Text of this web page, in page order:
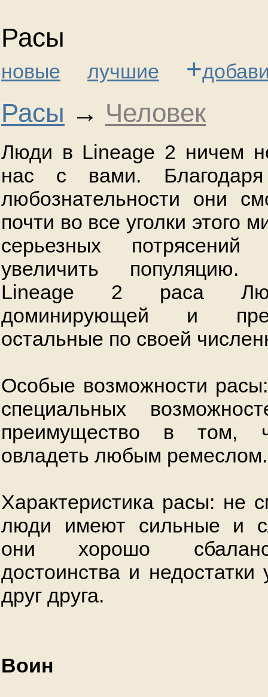
Расы
новые лучшие +
Расы → Человек
Люди в Lineage 2 ничем
нас с вами.
любознательности они
почти во все уголки этого
серьезных
увеличить
Lineage 2 раса
доминирующей и
остальные по своей
Особые возможности
специальных
преимущество в том,
овладеть любым ремеслом.
Характеристика расы: не
люди имеют сильные и
они хорошо
достоинства и
друг друга.
Воин